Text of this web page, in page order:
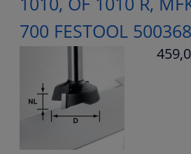
700 FESTOOL 500368